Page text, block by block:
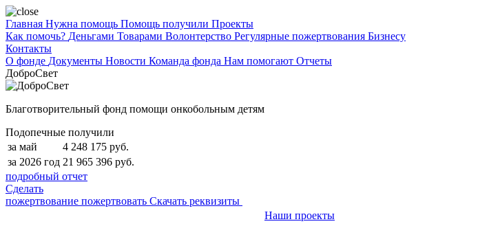
Главная Нужна помощь Помощь получили Проекты
Как помочь? Деньгами Товарами Волонтерство Регулярные пожертвования Бизнесу
Контакты
О фонде Документы Новости Команда фонда Нам помогают Отчеты
ДоброСвет
Благотворительный фонд помощи онкобольным детям
Подопечные получили
за май
4 248 175 руб.
за 2026 год 21 965 396 руб.
подробный отчет
Сделать
пожертвование пожертвовать Скачать реквизиты
Наши проекты